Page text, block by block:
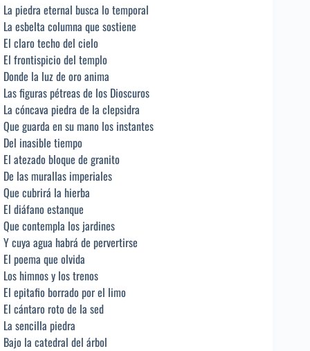
La piedra eternal busca lo temporal
La esbelta columna que sostiene
El claro techo del cielo
El frontispicio del templo
Donde la luz de oro anima
Las figuras pétreas de los Dioscuros
La cóncava piedra de la clepsidra
Que guarda en su mano los instantes
Del inasible tiempo
El atezado bloque de granito
De las murallas imperiales
Que cubrirá la hierba
El diáfano estanque
Que contempla los jardines
Y cuya agua habrá de pervertirse
El poema que olvida
Los himnos y los trenos
El epitafio borrado por el limo
El cántaro roto de la sed
La sencilla piedra
Bajo la catedral del árbol